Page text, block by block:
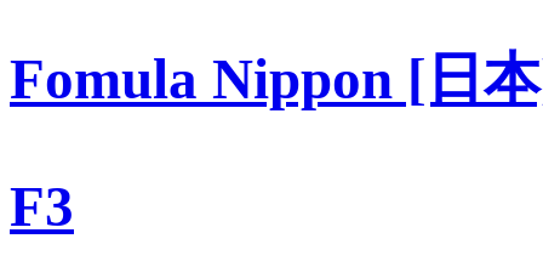
Fomula Nippon [日
F3